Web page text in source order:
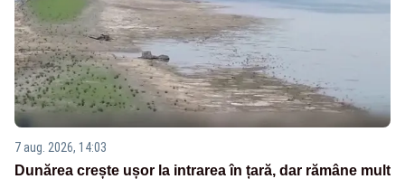
7 aug. 2026, 14:03
Dunărea crește ușor la intrarea în țară, dar rămâne mult